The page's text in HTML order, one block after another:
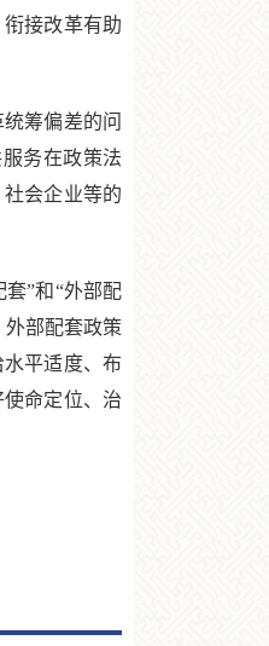
接改革有助
筹偏差的问
务在政策法
会企业等的
”和“外部配
部配套政策
平适度、布
命定位、治